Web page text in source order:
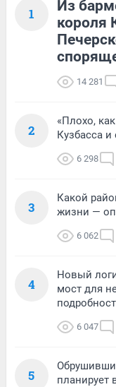
1
Из
короля
14 281
2
«Плохо,
Кузбасса и
6 298
3
Какой
жизни —
6 062
4
Новый
мост для
6 047
5
планирует